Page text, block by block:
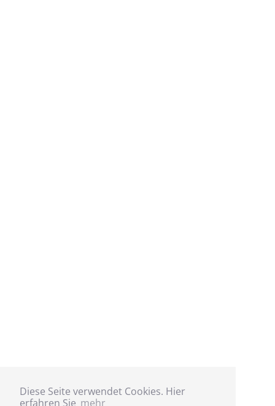
Diese Seite verwendet Cookies. Hier
erfahren Sie mehr